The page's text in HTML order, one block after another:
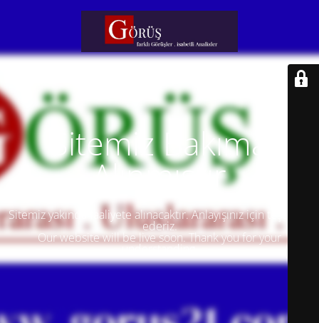
Sitemiz Bakıma
Alınmıştır
Sitemiz yakında faaliyete alınacaktır. Anlayışınız için teşekkür
ederiz.
Our website will be live soon. Thank you for your
understanding.